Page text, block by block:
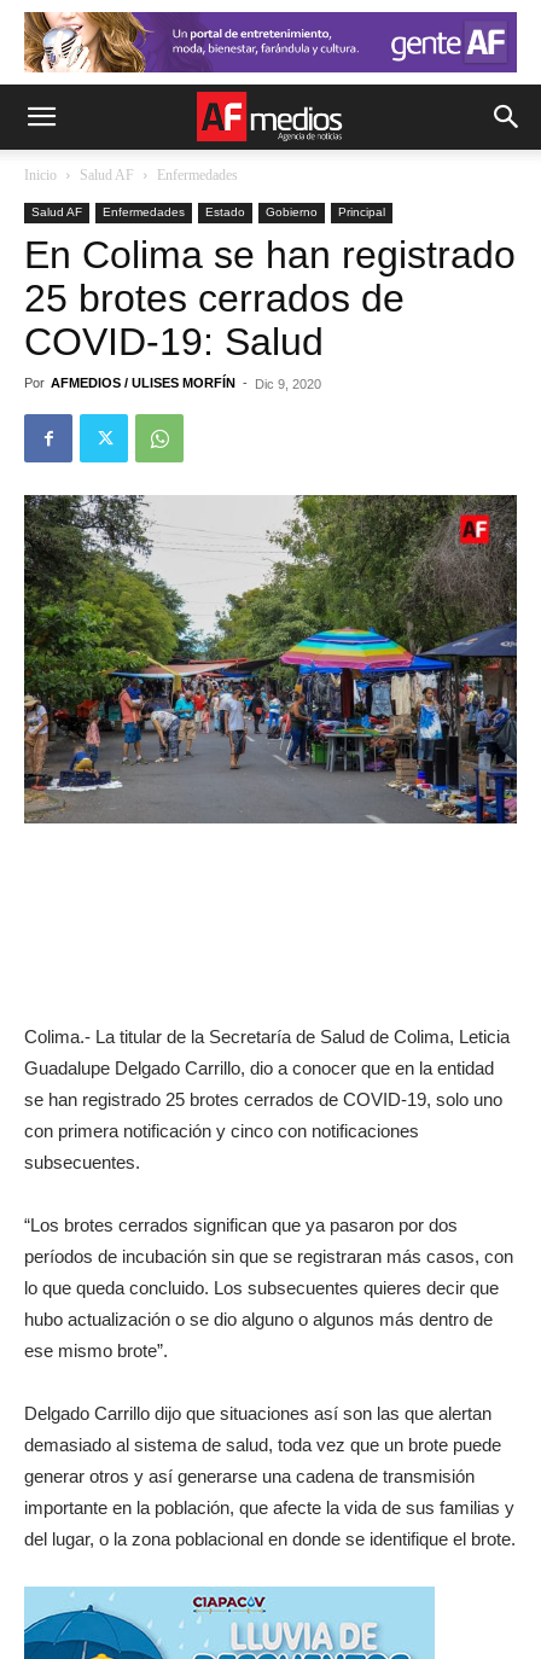
Inicio Salud AF Enfermedades
Salud AF Enfermedades Estado Gobierno Principal
En Colima se han registrado
25 brotes cerrados de
COVID-19: Salud
Por AFMEDIOS / ULISES MORFÍN - Dic 9, 2020
Colima.- La titular de la Secretaría de Salud de Colima, Leticia
Guadalupe Delgado Carrillo, dio a conocer que en la entidad
se han registrado 25 brotes cerrados de COVID-19, solo uno
con primera notificación y cinco con notificaciones
subsecuentes.
“Los brotes cerrados significan que ya pasaron por dos
períodos de incubación sin que se registraran más casos, con
lo que queda concluido. Los subsecuentes quieres decir que
hubo actualización o se dio alguno o algunos más dentro de
ese mismo brote”.
Delgado Carrillo dijo que situaciones así son las que alertan
demasiado al sistema de salud, toda vez que un brote puede
generar otros y así generarse una cadena de transmisión
importante en la población, que afecte la vida de sus familias y
del lugar, o la zona poblacional en donde se identifique el brote.